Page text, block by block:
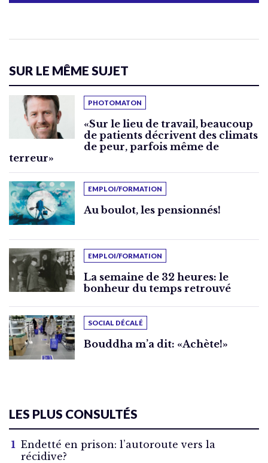
SUR LE MÊME SUJET
PHOTOMATON
«Sur le lieu de travail, beaucoup
de patients décrivent des climats
de peur, parfois même de
terreur»
EMPLOI/FORMATION
Au boulot, les pensionnés!
EMPLOI/FORMATION
La semaine de 32 heures: le
bonheur du temps retrouvé
SOCIAL DÉCALÉ
Bouddha m’a dit: «Achète!»
LES PLUS CONSULTÉS
Endetté en prison: l’autoroute vers la
récidive?